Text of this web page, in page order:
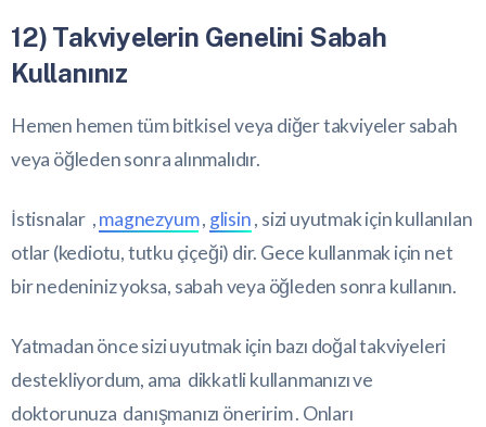
12) Takviyelerin Genelini Sabah
Kullanınız
Hemen hemen tüm bitkisel veya diğer takviyeler sabah
veya öğleden sonra alınmalıdır.
İstisnalar ,magnezyum, glisin, sizi uyutmak için kullanılan
otlar (kediotu, tutku çiçeği) dir. Gece kullanmak için net
bir nedeniniz yoksa, sabah veya öğleden sonra kullanın.
Yatmadan önce sizi uyutmak için bazı doğal takviyeleri
destekliyordum, ama dikkatli kullanmanızı ve
doktorunuza danışmanızı öneririm . Onları